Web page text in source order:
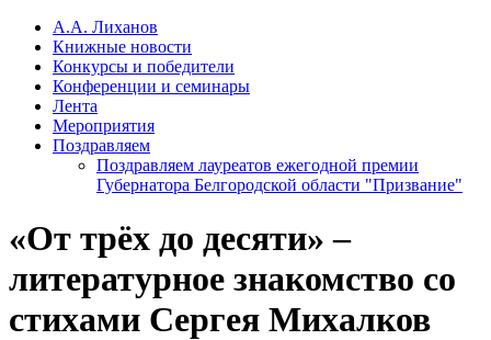
А.А. Лиханов
Книжные новости
Конкурсы и победители
Конференции и семинары
Лента
Мероприятия
Поздравляем
Поздравляем лауреатов ежегодной премии
Губернатора Белгородской области "Призвание"
«От трёх до десяти» –
литературное знакомство со
стихами Сергея Михалков